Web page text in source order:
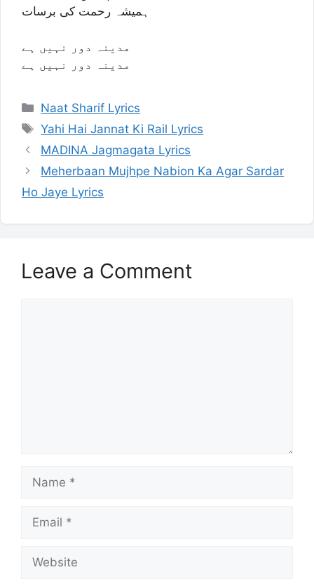
ہمیشہ رحمت کی برسات
مدینہ دور نہیں ہے
مدینہ دور نہیں ہے
Categories
Naat Sharif Lyrics
Tags
Yahi Hai Jannat Ki Rail Lyrics
MADINA Jagmagata Lyrics
Meherbaan Mujhpe Nabion Ka Agar Sardar
Ho Jaye Lyrics
Leave a Comment